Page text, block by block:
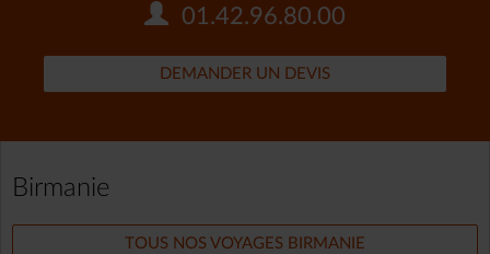
01.42.96.80.00
DEMANDER UN DEVIS
Birmanie
TOUS NOS VOYAGES BIRMANIE